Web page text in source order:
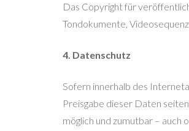
Das Copyright für
Tondokumente,
4. Datenschutz
Sofern innerhalb des
Preisgabe dieser Daten
möglich und zumutbar –